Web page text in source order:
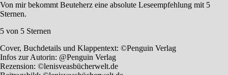
Von mir bekommt Beuteherz eine absolute Leseempfehlung mit 5
Sternen.
5 von 5 Sternen
Cover, Buchdetails und Klappentext: ©Penguin Verlag
Infos zur Autorin: @Penguin Verlag
Rezension: ©lenisveasbücherwelt.de